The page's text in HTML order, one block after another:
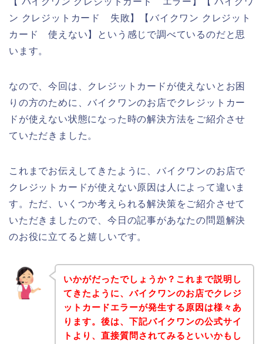
ン クレジットカード 失敗】【バイクワン クレジット
カード 使えない】という感じで調べているのだと思
います。
なので、今回は、クレジットカードが使えないとお困
りの方のために、バイクワンのお店でクレジットカー
ドが使えない状態になった時の解決方法をご紹介させ
ていただきました。
これまでお伝えしてきたように、バイクワンのお店で
クレジットカードが使えない原因は人によって違いま
す。ただ、いくつか考えられる解決策をご紹介させて
いただきましたので、今日の記事があなたの問題解決
のお役に立てると嬉しいです。
いかがだったでしょうか？これまで説明し
てきたように、バイクワンのお店でクレジ
ットカードエラーが発生する原因は様々あ
ります。後は、下記バイクワンの公式サイ
トより、直接質問されてみるといいかもし